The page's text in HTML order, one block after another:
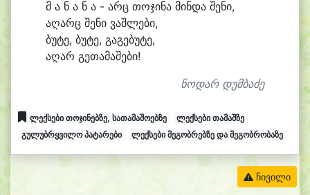
მ ა ნ ა ნ ა - არც თოჯინა მინდა შენი,
აღარც შენი ვაშლები,
ბუტე, ბუტე, გაგებუტე,
აღარ გეთამაშები!
ნოდარ დუმბაძე
ლექსები თოჯინებზე, სათამაშოებზე
ლექსები თამაშზე
გულუბრყვილო პატარები
ლექსები მეგობრებზე და მეგობრობაზე
ჩივილი